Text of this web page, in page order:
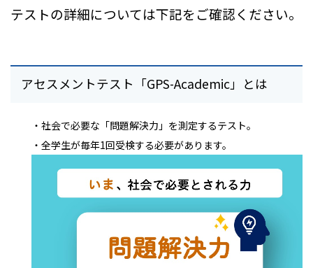
テストの詳細については下記をご確認ください。
アセスメントテスト「GPS-Academic」とは
・社会で必要な「問題解決力」を測定するテスト。
・全学生が毎年1回受検する必要があります。